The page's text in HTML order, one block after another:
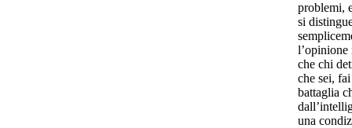
problemi,
si
l’opinione
che chi
che sei,
battaglia
una